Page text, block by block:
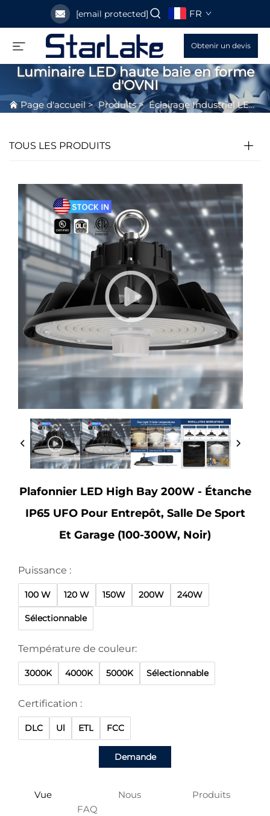
[email protected] FR
Obtenir un devis
Luminaire LED haute baie en forme
d'OVNI
Page d'accueil>Produits>Éclairage Industriel LED >
TOUS LES PRODUITS
Plafonnier LED High Bay 200W - Étanche
IP65 UFO Pour Entrepôt, Salle De Sport
Et Garage (100-300W, Noir)
Puissance :
100 W 120 W 150W 200W 240W
Sélectionnable
Température de couleur:
3000K 4000K 5000K Sélectionnable
Certification :
DLC Ul ETL FCC
Demande
Vue
FAQ
Nous Produits